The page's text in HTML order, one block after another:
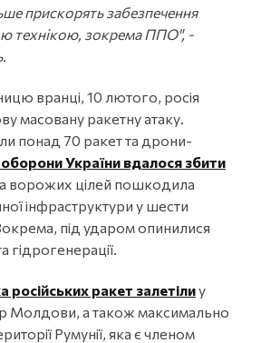
прискорять забезпечення
технікою, зокрема ППО", -
вранці, 10 лютого, росія
масовану ракетну атаку.
понад 70 ракет та дрони-
України вдалося збити
ворожих цілей пошкодила
інфраструктури у шести
під ударом опинилися
гідрогенерації.
російських ракет залетілиу
Молдови, а також максимально
Румунії, яка є членом